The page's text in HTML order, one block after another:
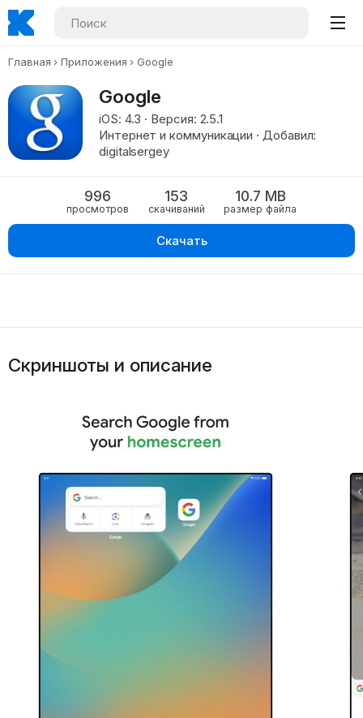
Главная Приложения Google
Google
iOS: 4.3 · Версия: 2.5.1
Интернет и коммуникации · Добавил:
digitalsergey
996
просмотров
153
скачиваний
10.7 MB
размер файла
Скачать
Скриншоты и описание